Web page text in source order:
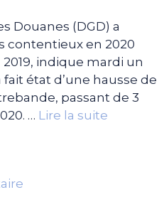
Douanes (DGD) a
contentieux en 2020
indique mardi un
fait état d’une hausse de
passant de 3
… Lire la suite